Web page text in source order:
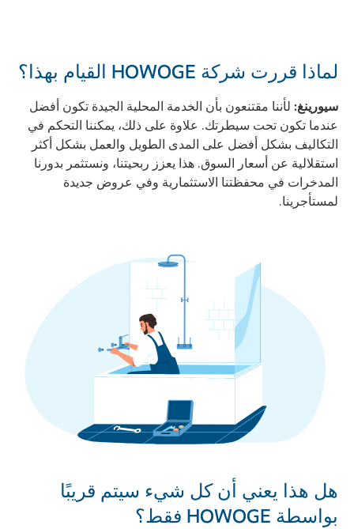
لماذا قررت شركة HOWOGE القيام بهذا؟
سيورينغ: لأننا مقتنعون بأن الخدمة المحلية الجيدة تكون أفضل
عندما تكون تحت سيطرتك. علاوة على ذلك، يمكننا التحكم في
التكاليف بشكل أفضل على المدى الطويل والعمل بشكل أكثر
استقلالية عن أسعار السوق. هذا يعزز ربحيتنا، ونستثمر بدورنا
المدخرات في محفظتنا الاستثمارية وفي عروض جديدة
لمستأجرينا.
هل هذا يعني أن كل شيء سيتم قريبًا
بواسطة HOWOGE فقط؟